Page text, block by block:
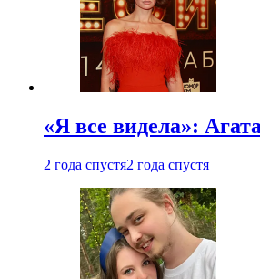
«Я все видела»:
2 года спустя2 года спустя